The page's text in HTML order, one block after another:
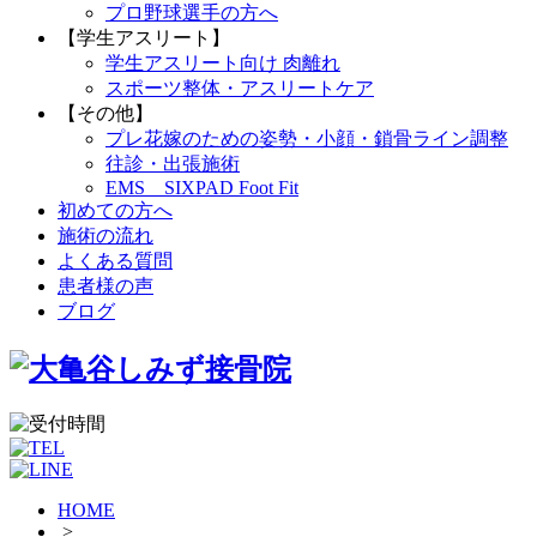
プロ野球選手の方へ
【学生アスリート】
学生アスリート向け 肉離れ
スポーツ整体・アスリートケア
【その他】
プレ花嫁のための姿勢・小顔・鎖骨ライン調整
往診・出張施術
EMS SIXPAD Foot Fit
初めての方へ
施術の流れ
よくある質問
患者様の声
ブログ
HOME
>